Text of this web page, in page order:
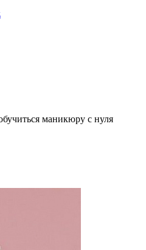
маникюру с нуля